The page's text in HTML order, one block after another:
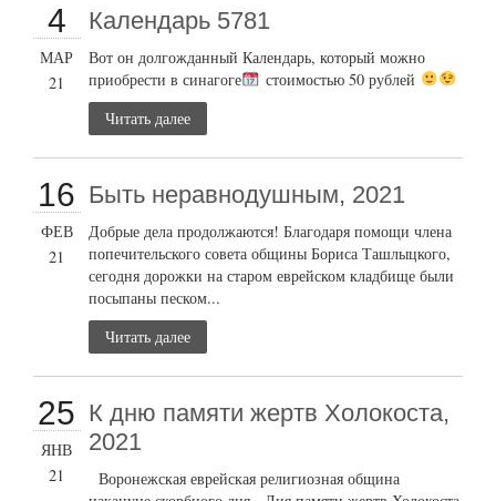
4
МАР
21
Календарь 5781
Вот он долгожданный Календарь, который можно
приобрести в синагоге
стоимостью 50 рублей
Читать далее
16
ФЕВ
21
Быть неравнодушным, 2021
Добрые дела продолжаются! Благодаря помощи члена
попечительского совета общины Бориса Ташлыцкого,
сегодня дорожки на старом еврейском кладбище были
посыпаны песком...
Читать далее
25
ЯНВ
21
К дню памяти жертв Холокоста,
2021
Воронежская еврейская религиозная община